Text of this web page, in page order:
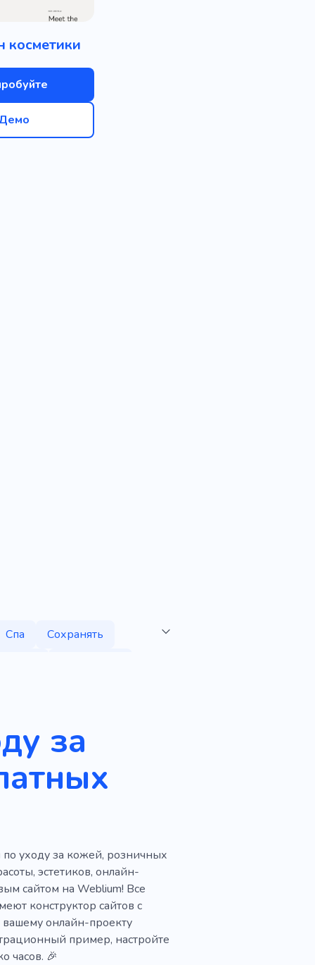
косметики
Спа
Сохранять
Бутик
Брови
лица
Гигиена
Масла
Шампуни
за
по уходу за кожей, розничных
эстетиков, онлайн-
сайтом на Weblium! Все
конструктор сайтов с
онлайн-проекту
пример, настройте
часов. 🎉